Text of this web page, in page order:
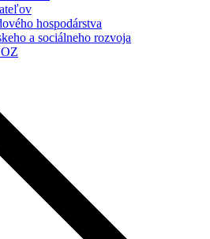
hospodárstva
a sociálneho rozvoja